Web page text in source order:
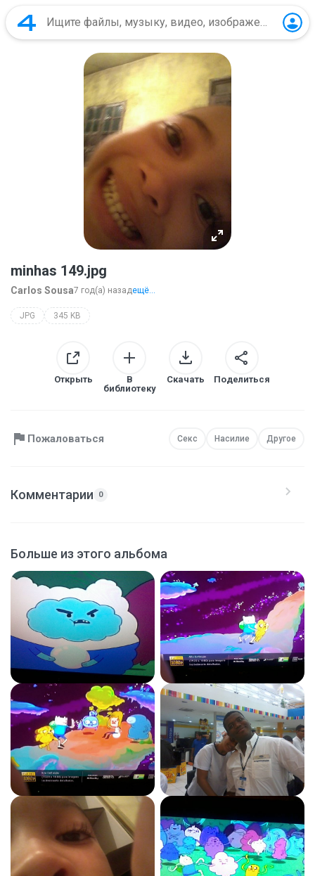
minhas 149.jpg
Carlos Sousa7 год(а) назадещё...
JPG 345 KB
Открыть
В
библиотеку
Скачать Поделиться
Пожаловаться Секс Насилие Другое
Комментарии 0
Больше из этого альбома